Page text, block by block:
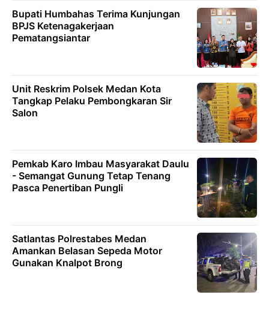
Bupati Humbahas Terima Kunjungan
BPJS Ketenagakerjaan
Pematangsiantar
Unit Reskrim Polsek Medan Kota
Tangkap Pelaku Pembongkaran Sir
Salon
Pemkab Karo Imbau Masyarakat Daulu
- Semangat Gunung Tetap Tenang
Pasca Penertiban Pungli
Satlantas Polrestabes Medan
Amankan Belasan Sepeda Motor
Gunakan Knalpot Brong